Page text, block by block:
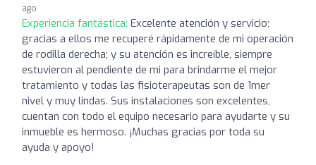
ago
Experiencia fantástica: Excelente atención y servicio;
gracias a ellos me recuperé rápidamente de mi operación
de rodilla derecha; y su atención es increíble, siempre
estuvieron al pendiente de mi para brindarme el mejor
tratamiento y todas las fisioterapeutas son de 1mer
nivel y muy lindas. Sus instalaciones son excelentes,
cuentan con todo el equipo necesario para ayudarte y su
inmueble es hermoso. ¡Muchas gracias por toda su
ayuda y apoyo!